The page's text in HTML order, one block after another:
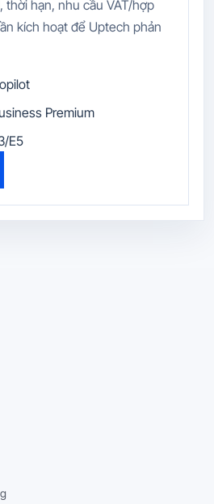
thời hạn, nhu cầu VAT/hợp
kích hoạt để Uptech phản
Premium
E5